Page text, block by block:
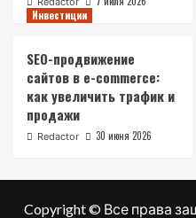
Инвестиции
SEO-продвижение
сайтов в e-commerce:
как увеличить трафик и
продажи
Redactor 30 июня 2026
Copyright © Все права